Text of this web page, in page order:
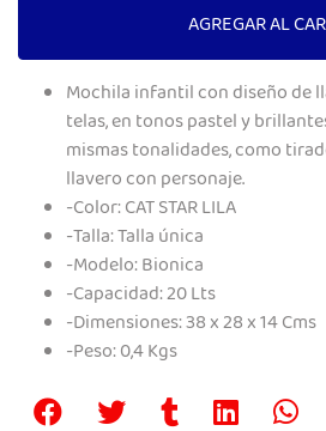
AGREGAR AL
Mochila infantil con diseño de
telas, en tonos pastel y
mismas tonalidades, como
llavero con personaje.
-Color: CAT STAR LILA
-Talla: Talla única
-Modelo: Bionica
-Capacidad: 20 Lts
-Dimensiones: 38 x 28 x 14 Cms
-Peso: 0,4 Kgs